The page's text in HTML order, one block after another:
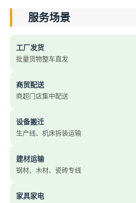
服务场景
工厂发货
批量货物整车直发
商贸配送
商超门店集中配送
设备搬迁
生产线、机床拆装运输
建材运输
钢材、木材、瓷砖专线
家具家电